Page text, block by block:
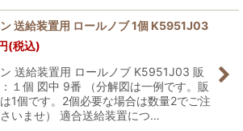
送給装置用 ロールノブ 1個 K5951J03
(税込)
送給装置用 ロールノブ K5951J03 販
１個 図中 9番 （分解図は一例です。販
1個です。2個必要な場合は数量2でご注
いませ） 適合送給装置につ…